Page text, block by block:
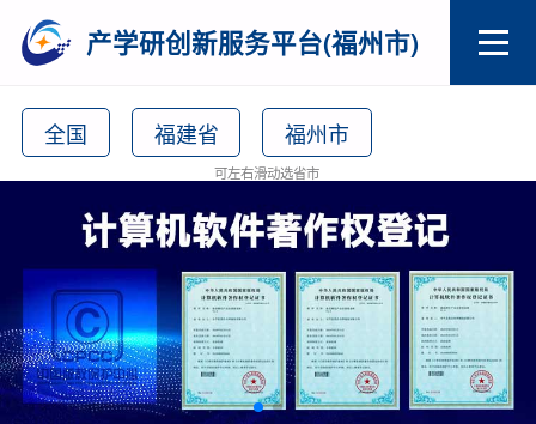
产学研创新服务平台(福州市)
全国 福建省 福州市
可左右滑动选省市